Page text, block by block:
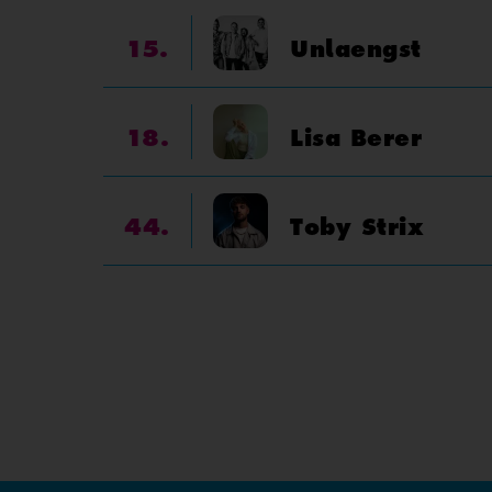
15. Unlaengst
18. Lisa Berer
44. Toby Strix